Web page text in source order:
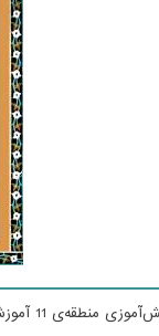
پرورش (سال تحصیلی 97-96)